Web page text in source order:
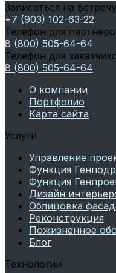
Записаться на
+7 (903) 102-63-22
Телефон для
8 (800) 505-64-64
Телефон для
8 (800) 505-64-64
О компании
Портфолио
Карта сайта
Услуги
Управление
Функция
Функция
Дизайн
Облицовка
Реконструкция
Пожизненное
Блог
Технологии